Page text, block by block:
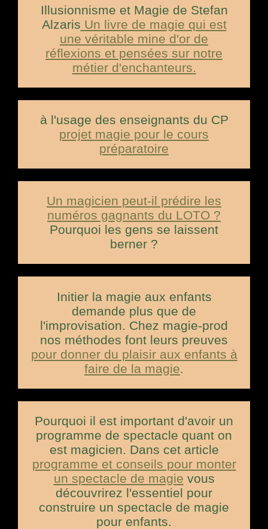
Illusionnisme et Magie de Stefan
Alzaris Un livre de magie qui est
une véritable mine d'or de
réflexions et pensées sur notre
métier d'enchanteurs.
à l'usage des enseignants du CP
projet magie pour le cours
préparatoire
Un magicien peut-il prédire les
numéros gagnants du LOTO ?
Pourquoi les gens se laissent
berner ?
Initier la magie aux enfants
demande plus que de
l'improvisation. Chez magie-prod
nos méthodes font leurs preuves
pour donner du plaisir aux enfants à
faire de la magie
Pourquoi il est important d'avoir un
programme de spectacle quant on
est magicien. Dans cet article
programme et conseils pour monter
un spectacle de magie vous
découvrirez l'essentiel pour
construire un spectacle de magie
pour enfants.